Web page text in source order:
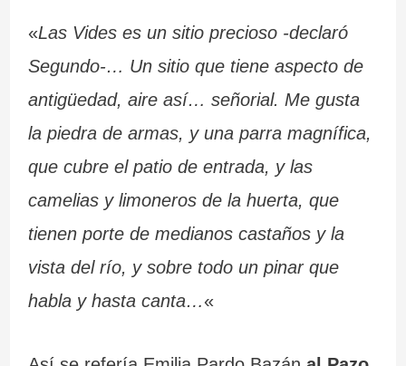
«Las Vides es un sitio precioso -declaró
Segundo-… Un sitio que tiene aspecto de
antigüedad, aire así… señorial. Me gusta
la piedra de armas, y una parra magnífica,
que cubre el patio de entrada, y las
camelias y limoneros de la huerta, que
tienen porte de medianos castaños y la
vista del río, y sobre todo un pinar que
habla y hasta canta…«